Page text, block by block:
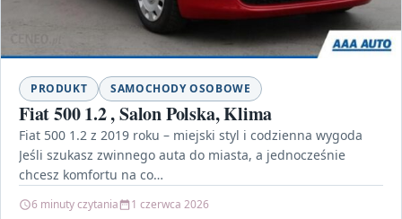
PRODUKT SAMOCHODY OSOBOWE
Fiat 500 1.2 , Salon Polska, Klima
Fiat 500 1.2 z 2019 roku – miejski styl i codzienna wygoda
Jeśli szukasz zwinnego auta do miasta, a jednocześnie
chcesz komfortu na co…
6 minuty czytania 1 czerwca 2026